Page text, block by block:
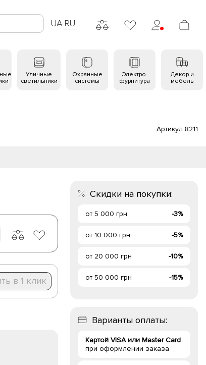
UA RU
Уличные
светильники
Охранные
системы
Электро-
фурнитура
Декор и
мебель
Артикул 8211
в 1 клик
Скидки на покупки:
от 5 000 грн -3%
от 10 000 грн -5%
от 20 000 грн -10%
от 50 000 грн -15%
Варианты оплаты:
Картой VISA или Master Card
при оформлении заказа